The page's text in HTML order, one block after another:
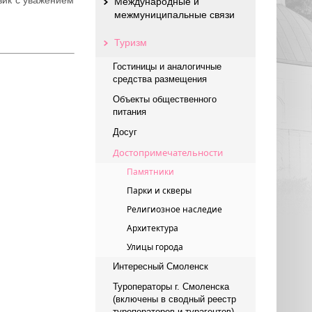
межмуниципальные связи
Туризм
Гостиницы и аналогичные
средства размещения
Объекты общественного
питания
Досуг
Достопримечательности
Памятники
Парки и скверы
Религиозное наследие
Архитектура
Улицы города
Интересный Смоленск
Туроператоры г. Смоленска
(включены в сводный реестр